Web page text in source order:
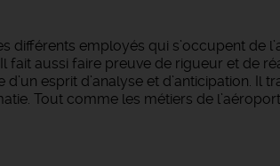
différents employés qui s’occupent de
fait aussi faire preuve de rigueur et de
esprit d’analyse et d’anticipation. Il
Tout comme les métiers de